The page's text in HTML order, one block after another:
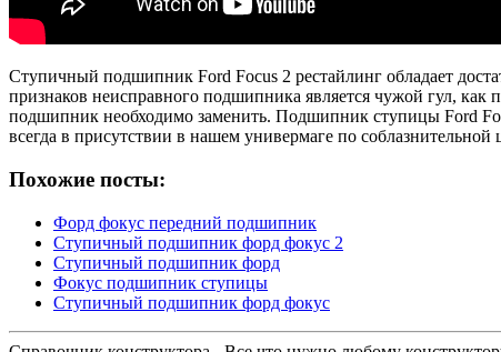
Ступичный подшипник Ford Focus 2 рестайлинг обладает
признаков неисправного подшипника является чужой гул, как
подшипник необходимо заменить. Подшипник ступицы Ford
всегда в присутствии в нашем универмаге по соблазнительной
Похожие посты:
Форд фокус передний подшипник
Ступичный подшипник форд фокус 2
Ступичный подшипник форд
Фокус подшипник ступицы
Ступичный подшипник форд фокус